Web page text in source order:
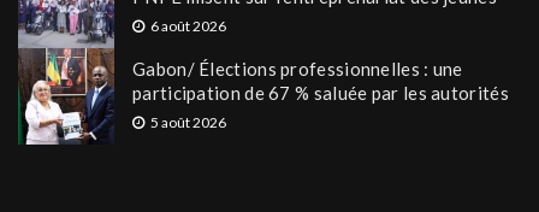
6 août 2026
Gabon/ Élections professionnelles : une
participation de 67 % saluée par les autorités
5 août 2026